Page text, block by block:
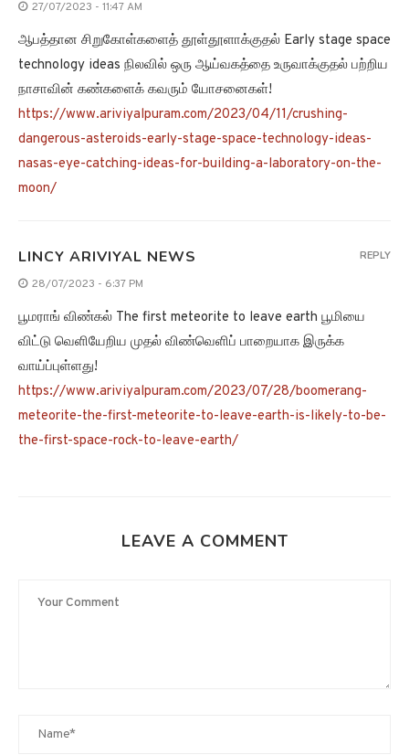
27/07/2023 - 11:47 AM
ஆபத்தான சிறுகோள்களைத் தூள்தூளாக்குதல் Early stage space
technology ideas நிலவில் ஒரு ஆய்வகத்தை உருவாக்குதல் பற்றிய
நாசாவின் கண்களைக் கவரும் யோசனைகள்!
https://www.ariviyalpuram.com/2023/04/11/crushing-
dangerous-asteroids-early-stage-space-technology-ideas-
nasas-eye-catching-ideas-for-building-a-laboratory-on-the-
moon/
LINCY ARIVIYAL NEWS
28/07/2023 - 6:37 PM
பூமராங் விண்கல் The first meteorite to leave earth பூமியை
விட்டு வெளியேறிய முதல் விண்வெளிப் பாறையாக இருக்க
வாய்ப்புள்ளது!
https://www.ariviyalpuram.com/2023/07/28/boomerang-
meteorite-the-first-meteorite-to-leave-earth-is-likely-to-be-
the-first-space-rock-to-leave-earth/
REPLY
LEAVE A COMMENT